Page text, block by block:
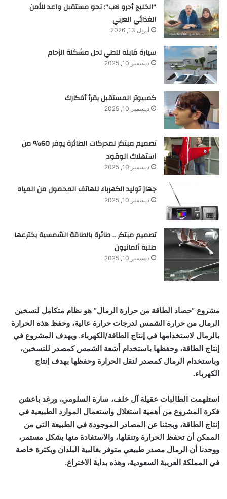
“الخليج أجرو لاب”: نحو مستقبل واعد للأمن
الغذائي العربي
أبريل 13, 2026
سيارة قابلة للطي لحل مشكلة الزحام
ديسمبر 10, 2025
كمبيوتر المستقبل يقرأ أفكارك
ديسمبر 10, 2025
تصميم مبتكر لمحركات الطائرة يوفر 60% من
استهلاك الوقود
ديسمبر 10, 2025
جهاز توليد الكهرباء للهاتف المحمول من المياه
ديسمبر 10, 2025
تصميم مبتكر .. طائرة بالطاقة الشمسية يخترعها
طلبة ألمانيون
ديسمبر 10, 2025
مشروع “حصاد الطاقة من حرارة الرمال” هو نظام متكامل لتسخين
الرمال من حرارة الشمس لدرجات حرارة عالية، وحفظ هذه الحرارة
بالرمال لاستخدامها في إنتاج الطاقة/الكهرباء. ويهدف المشروع في
إنتاج الطاقة، وحفظها باستخدام أشعة الشمس كمصدر للتسخين،
وباستخدام الرمال كمصدر لنقل الحرارة وحفظها بهدف إنتاج
الكهرباء.
استلهمت الطالبات عقيلة آل خلف، سارة السلومي، ورغد باعشن
فكرة المشروع من أهمية استغلال واستعمال الموارد الطبيعية في
إنتاج الطاقة، وبحثنا عن المصادر الموجودة في الطبيعة التي من
الممكن أن تحفظ الحرارة وتنقلها، والاستفادة منها بشكل مستمر،
ووجدنا أن الرمال مصدر طبيعي متوفر بغالبية البلدان وبكثرة خاصة
في المملكة العربية السعودية، وهذه بداية الاختراع.